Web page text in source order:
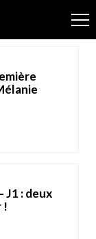
J1 : deux
!